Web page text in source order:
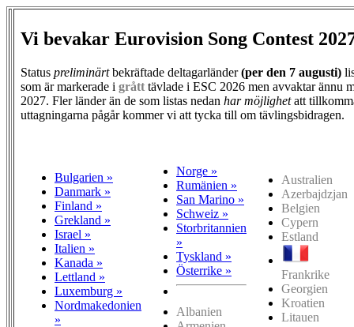
Vi bevakar Eurovision Song Contest
Status preliminärtbekräftade deltagarländer(per den 7 augusti)
som är markerade i grått tävlade i ESC 2026 men avvaktar ännu
2027. Fler länder än de som listas nedan har möjlighetatt
uttagningarna pågår kommer vi att tycka till om tävlingsbidragen.
Bulgarien »
Danmark »
Finland »
Grekland »
Israel »
Italien »
Kanada »
Lettland »
Luxemburg »
Nordmakedonien
»
Norge »
Rumänien »
San Marino »
Schweiz »
Storbritannien
»
Tyskland »
Österrike »
Albanien
Australien
Azerbajdzjan
Belgien
Cypern
Estland
Frankrike
Georgien
Kroatien
Litauen